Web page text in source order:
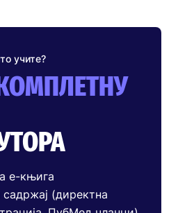
учите?
е-књига
(директна